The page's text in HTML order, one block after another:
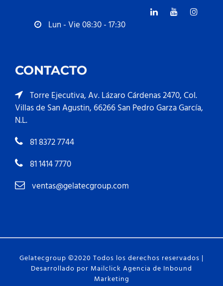
Lun - Vie 08:30 - 17:30
CONTACTO
Torre Ejecutiva, Av. Lázaro Cárdenas 2470, Col.
Villas de San Agustin, 66266 San Pedro Garza García,
N.L.
81 8372 7744
81 1414 7770
ventas@gelatecgroup.com
Gelatecgroup ©2020 Todos los derechos reservados |
Desarrollado por Mailclick Agencia de Inbound
Marketing